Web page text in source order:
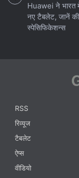
ये भी पढ़े: POCO, Poco
camera not working ,
Huawei ने भारत
नए टैबलेट, जानें
स्पेसिफिकेशन्स
RSS
रिव्यूज
टैबलेट
ऐप्स
वीडियो